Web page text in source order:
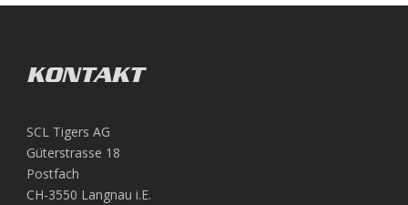
KONTAKT
SCL Tigers AG
Güterstrasse 18
Postfach
CH-3550 Langnau i.E.